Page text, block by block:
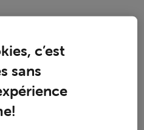
c’est
sans